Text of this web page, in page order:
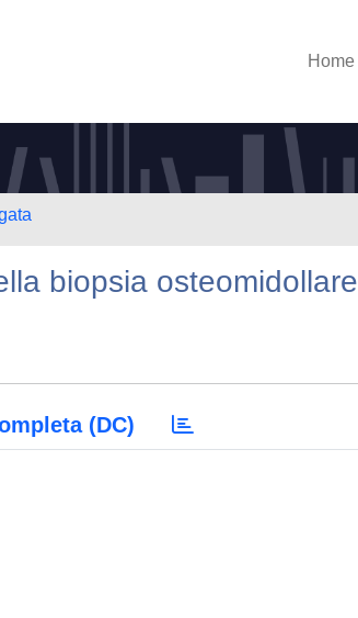
Home
biopsia osteomidollare
(DC)